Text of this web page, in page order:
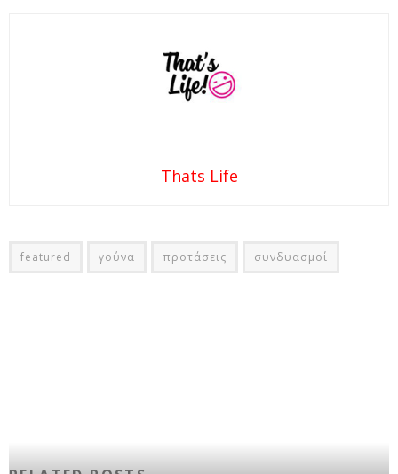
Thats Life
featured γούνα προτάσεις συνδυασμοί